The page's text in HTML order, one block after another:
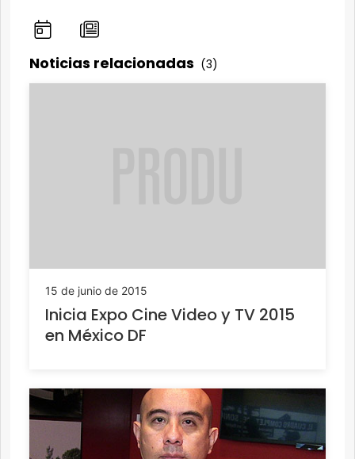
Noticias relacionadas (3)
15 de junio de 2015
Inicia Expo Cine Video y TV 2015
en México DF